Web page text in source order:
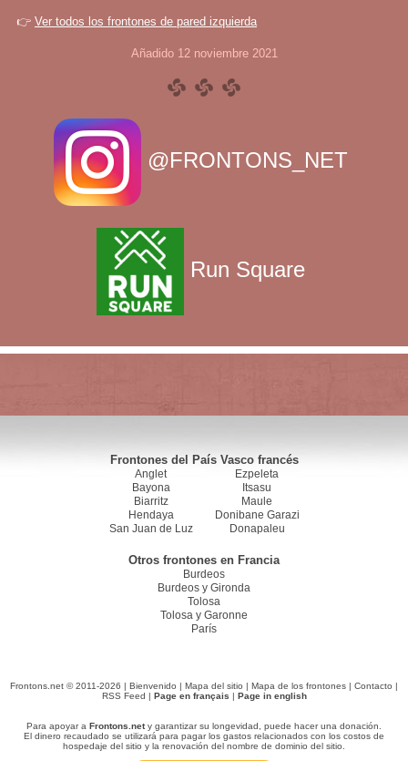
👉 Ver todos los frontones de pared izquierda
Añadido 12 noviembre 2021
@FRONTONS_NET
Run Square
Frontones del País Vasco francés
Anglet
Bayona
Biarritz
Hendaya
San Juan de Luz
Ezpeleta
Itsasu
Maule
Donibane Garazi
Donapaleu
Otros frontones en Francia
Burdeos
Burdeos y Gironda
Tolosa
Tolosa y Garonne
París
Frontons.net © 2011-2026 | Bienvenido | Mapa del sitio | Mapa de los frontones | Contacto |
RSS Feed | Page en français | Page in english
Para apoyar a Frontons.nety garantizar su longevidad, puede hacer una donación.
El dinero recaudado se utilizará para pagar los gastos relacionados con los costos de
hospedaje del sitio y la renovación del nombre de dominio del sitio.